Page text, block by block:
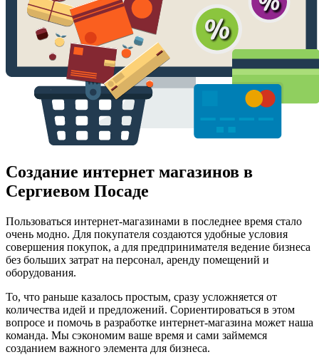
Создание интернет магазинов в
Сергиевом Посаде
Пользоваться интернет-магазинами в последнее время стало
очень модно. Для покупателя создаются удобные условия
совершения покупок, а для предпринимателя ведение бизнеса
без больших затрат на персонал, аренду помещений и
оборудования.
То, что раньше казалось простым, сразу усложняется от
количества идей и предложений. Сориентироваться в этом
вопросе и помочь в разработке интернет-магазина может наша
команда. Мы сэкономим ваше время и сами займемся
созданием важного элемента для бизнеса.